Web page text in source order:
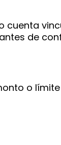
cuenta
de
o